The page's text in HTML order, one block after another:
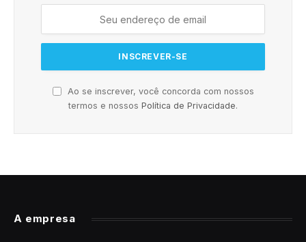
Ao se inscrever, você concorda com nossos
termos e nossos Política de Privacidade.
A empresa